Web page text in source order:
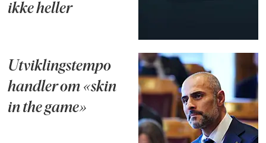
ikke heller
Utviklingstempo
handler om «skin
in the game»